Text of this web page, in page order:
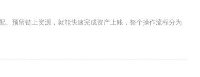
、预留链上资源，就能快速完成资产上账，整个操作流程分为